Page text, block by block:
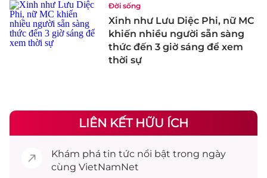
Đời sống
Xinh như Lưu Diệc Phi, nữ MC
khiến nhiều người sẵn sàng
thức đến 3 giờ sáng để xem
thời sự
LIÊN KẾT HỮU ÍCH
Khám phá tin tức nổi bật trong ngày
cùng VietNamNet